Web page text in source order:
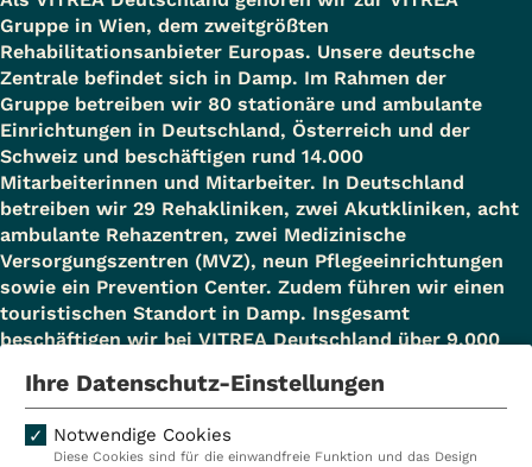
Gruppe in Wien, dem zweitgrößten
Rehabilitationsanbieter Europas. Unsere deutsche
Zentrale befindet sich in Damp. Im Rahmen der
Gruppe betreiben wir 80 stationäre und ambulante
Einrichtungen in Deutschland, Österreich und der
Schweiz und beschäftigen rund 14.000
Mitarbeiterinnen und Mitarbeiter. In Deutschland
betreiben wir 29 Rehakliniken, zwei Akutkliniken, acht
ambulante Rehazentren, zwei Medizinische
Versorgungszentren (MVZ), neun Pflegeeinrichtungen
sowie ein Prevention Center. Zudem führen wir einen
touristischen Standort in Damp. Insgesamt
beschäftigen wir bei VITREA Deutschland über 9.000
Ihre Datenschutz-Einstellungen
Notwendige Cookies
Diese Cookies sind für die einwandfreie Funktion und das Design